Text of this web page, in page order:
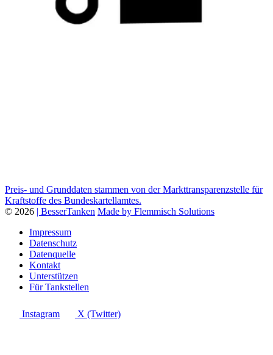
Preis- und Grunddaten stammen von der Markttransparenzstelle für
Kraftstoffe des Bundeskartellamtes.
© 2026 | BesserTanken Made by Flemmisch Solutions
Impressum
Datenschutz
Datenquelle
Kontakt
Unterstützen
Für Tankstellen
Instagram X (Twitter)